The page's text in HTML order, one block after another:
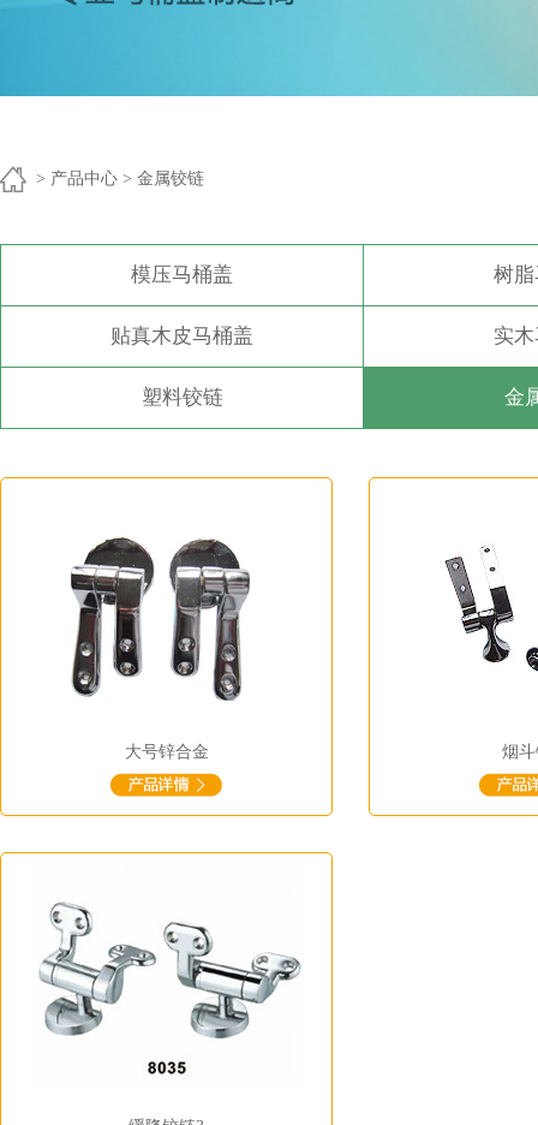
> 产品中心 > 金属铰链
模压马桶盖 树
贴真木皮马桶盖 实
塑料铰链 金
大号锌合金 烟